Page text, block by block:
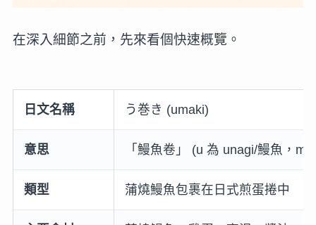
在深入細節之前，先來看個快速概覽。
日文名稱 う巻き (umaki)
意思 「鰻魚卷」 (u 為 unagi/鰻魚，
類型 蒲燒鰻魚包裹在日式煎蛋捲中